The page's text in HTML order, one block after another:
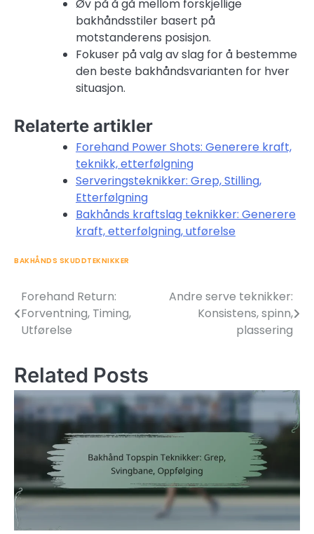
Øv på å gå mellom forskjellige
bakhåndsstiler basert på
motstanderens posisjon.
Fokuser på valg av slag for å bestemme
den beste bakhåndsvarianten for hver
situasjon.
Relaterte artikler
Forehand Power Shots: Generere kraft,
teknikk, etterfølgning
Serveringsteknikker: Grep, Stilling,
Etterfølgning
Bakhånds kraftslag teknikker: Generere
kraft, etterfølgning, utførelse
BAKHÅNDS SKUDDTEKNIKKER
Post
navigation
Forehand Return:
Forventning, Timing,
Utførelse
Andre serve teknikker:
Konsistens, spinn,
plassering
Related Posts